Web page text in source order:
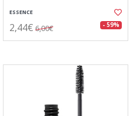
ESSENCE
2,44€ 6,00€ - 59%